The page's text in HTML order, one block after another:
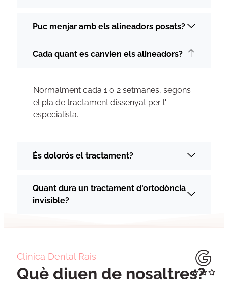
Puc menjar amb els alineadors posats?
Cada quant es canvien els alineadors?
Normalment cada 1 o 2 setmanes, segons
el pla de tractament dissenyat per l'
especialista.
És dolorós el tractament?
Quant dura un tractament d'ortodòncia
invisible?
Clínica Dental Rais
Què diuen de nosaltres?